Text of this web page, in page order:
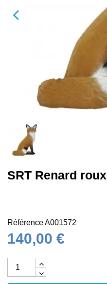
SRT Renard roux
RéférenceA001572
140,00 €